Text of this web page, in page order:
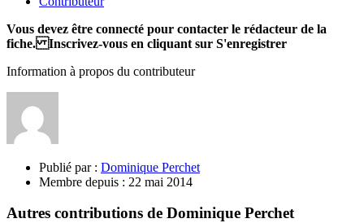
Vous devez être connecté pour contacter le rédacteur de la
fiche. Inscrivez-vous en cliquant sur S'enregistrer
Information à propos du contributeur
Publié par : Dominique Perchet
Membre depuis : 22 mai 2014
Autres contributions de Dominique Perchet